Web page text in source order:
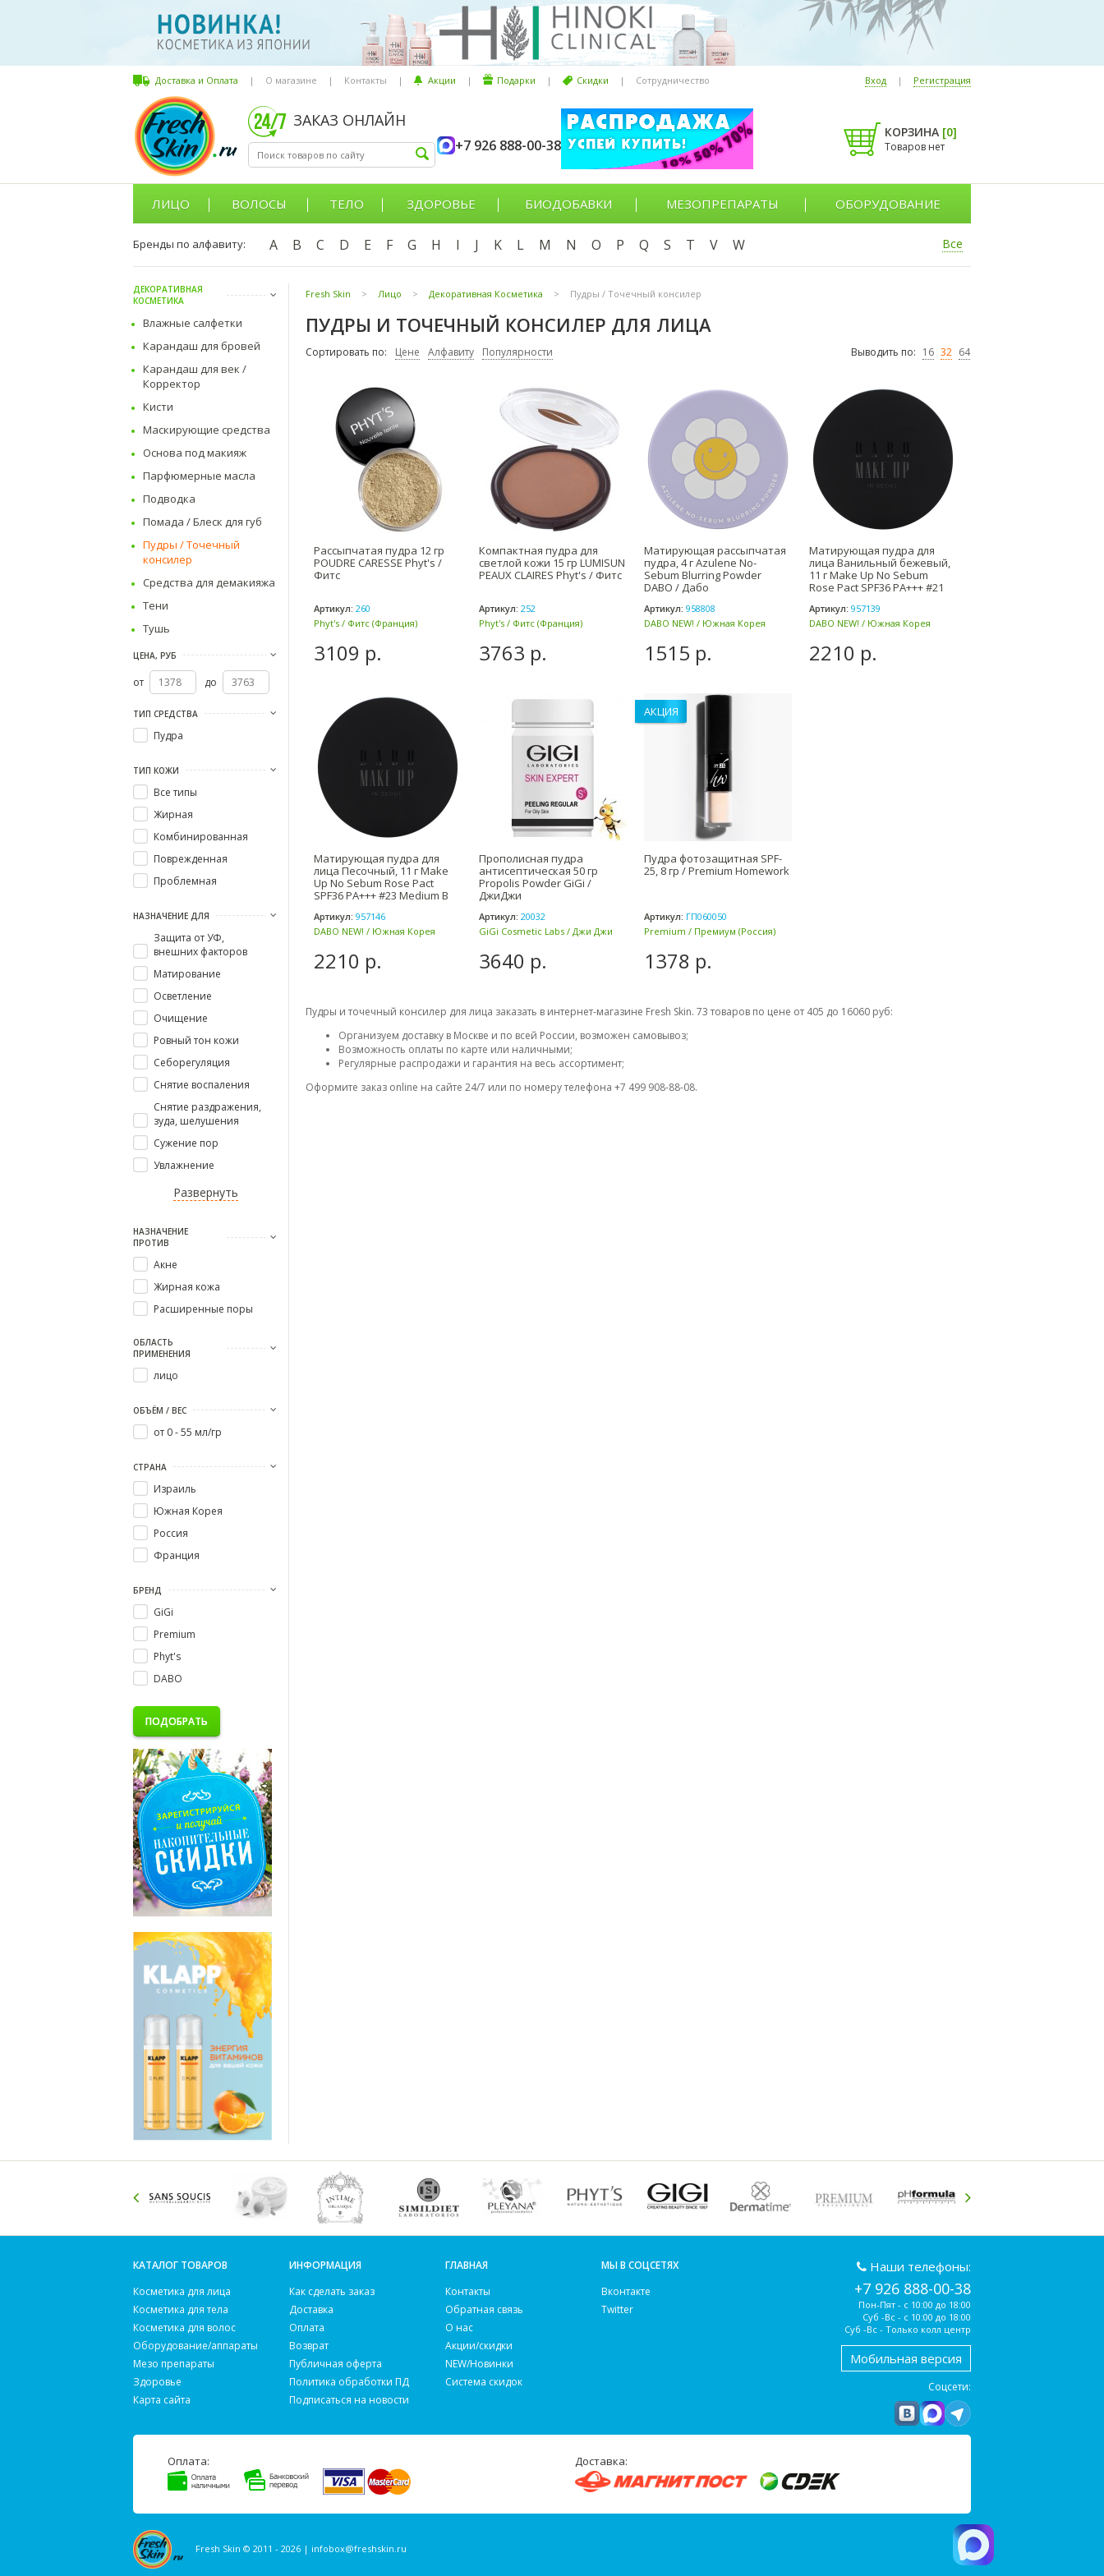
Доставка и Оплата | О магазине | Контакты | Акции | Подарки | Скидки | Сотрудничество Вход | Регистрация
ЗАКАЗ ОНЛАЙН
+7 926 888-00-38
КОРЗИНА [0]
Товаров нет
ЛИЦО ВОЛОСЫ ТЕЛО ЗДОРОВЬЕ БИОДОБАВКИ МЕЗОПРЕПАРАТЫ ОБОРУДОВАНИЕ
Бренды по алфавиту: A B C D E F G H I J K L M N O P Q S T V W Все
ДЕКОРАТИВНАЯ
КОСМЕТИКА
Влажные салфетки
Карандаш для бровей
Карандаш для век /
Корректор
Кисти
Маскирующие средства
Основа под макияж
Парфюмерные масла
Подводка
Помада / Блеск для губ
Пудры / Точечный
консилер
Средства для демакияжа
Тени
Тушь
ЦЕНА, РУБ
от до
ТИП СРЕДСТВА
Пудра
ТИП КОЖИ
Все типы
Жирная
Комбинированная
Поврежденная
Проблемная
НАЗНАЧЕНИЕ ДЛЯ
Защита от УФ,
внешних факторов
Матирование
Осветление
Очищение
Ровный тон кожи
Себорегуляция
Снятие воспаления
Снятие раздражения,
зуда, шелушения
Сужение пор
Увлажнение
Развернуть
НАЗНАЧЕНИЕ
ПРОТИВ
Акне
Жирная кожа
Расширенные поры
ОБЛАСТЬ
ПРИМЕНЕНИЯ
лицо
ОБЪЁМ / ВЕС
от 0 - 55 мл/гр
СТРАНА
Израиль
Южная Корея
Россия
Франция
БРЕНД
GiGi
Premium
Phyt's
DABO
ПОДОБРАТЬ
Fresh Skin > Лицо > Декоративная Косметика > Пудры / Точечный консилер
ПУДРЫ И ТОЧЕЧНЫЙ КОНСИЛЕР ДЛЯ ЛИЦА
Сортировать по: Цене Алфавиту Популярности Выводить по: 16 32 64
Рассыпчатая пудра 12 гр
POUDRE CARESSE Phyt's /
Фитс
Артикул: 260
Phyt's / Фитс (Франция)
3109 р.
Компактная пудра для
светлой кожи 15 гр LUMISUN
PEAUX CLAIRES Phyt's / Фитс
Артикул: 252
Phyt's / Фитс (Франция)
3763 р.
Матирующая рассыпчатая
пудра, 4 г Azulene No-
Sebum Blurring Powder
DABO / Дабо
Артикул: 958808
DABO NEW! / Южная Корея
1515 р.
Матирующая пудра для
лица Ванильный бежевый,
11 г Make Up No Sebum
Rose Pact SPF36 PA+++ #21
Артикул: 957139
DABO NEW! / Южная Корея
2210 р.
Матирующая пудра для
лица Песочный, 11 г Make
Up No Sebum Rose Pact
SPF36 PA+++ #23 Medium B
Артикул: 957146
DABO NEW! / Южная Корея
2210 р.
Прополисная пудра
антисептическая 50 гр
Propolis Powder GiGi /
ДжиДжи
Артикул: 20032
GiGi Cosmetic Labs / Джи Джи
3640 р.
АКЦИЯ
Пудра фотозащитная SPF-
25, 8 гр / Premium Homework
Артикул: ГП060050
Premium / Премиум (Россия)
1378 р.
Пудры и точечный консилер для лица заказать в интернет-магазине Fresh Skin. 73 товаров по цене от 405 до 16060 руб:
Организуем доставку в Москве и по всей России, возможен самовывоз;
Возможность оплаты по карте или наличными;
Регулярные распродажи и гарантия на весь ассортимент;
Оформите заказ online на сайте 24/7 или по номеру телефона +7 499 908-88-08.
КАТАЛОГ ТОВАРОВ
Косметика для лица
Косметика для тела
Косметика для волос
Оборудование/аппараты
Мезо препараты
Здоровье
Карта сайта
ИНФОРМАЦИЯ
Как сделать заказ
Доставка
Оплата
Возврат
Публичная оферта
Политика обработки ПД
Подписаться на новости
ГЛАВНАЯ
Контакты
Обратная связь
О нас
Акции/скидки
NEW/Новинки
Система скидок
МЫ В СОЦСЕТЯХ
Вконтакте
Twitter
Наши телефоны:
+7 926 888-00-38
Пон-Пят - с 10:00 до 18:00
Суб -Вс - с 10:00 до 18:00
Суб -Вс - Только колл центр
Мобильная версия
Соцсети:
Оплата: Доставка:
Fresh Skin © 2011 - 2026 | infobox@freshskin.ru